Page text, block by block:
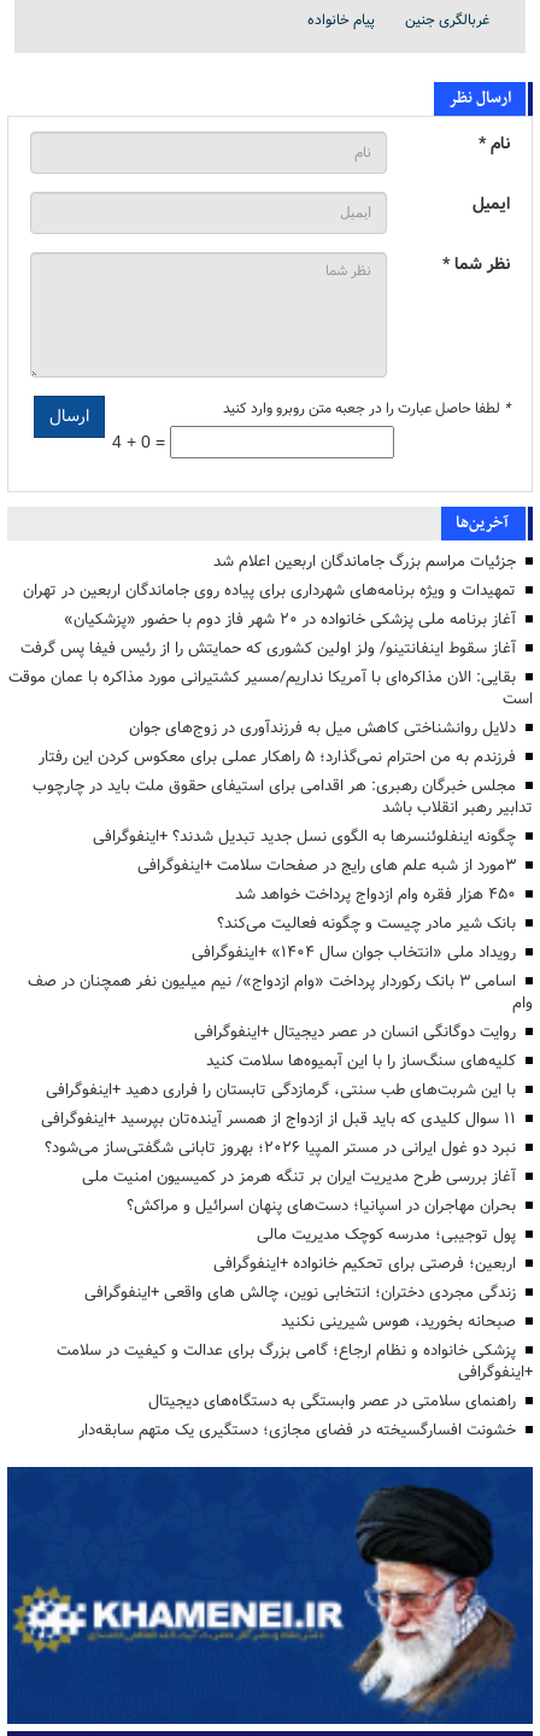
غربالگری جنین پیام خانواده
ارسال نظر
نام *
ایمیل
نظر شما *
* لطفا حاصل عبارت را در جعبه متن روبرو وارد کنید
4 + 0 =
آخرین‌ها
جزئیات مراسم بزرگ جاماندگان اربعین اعلام شد
تمهیدات و ویژه برنامه‌های شهرداری برای پیاده روی جاماندگان اربعین در تهران
آغاز برنامه ملی پزشکی خانواده در ۲۰ شهر فاز دوم با حضور «پزشکیان»
آغاز سقوط اینفانتینو/ ولز اولین کشوری که حمایتش را از رئیس فیفا پس گرفت
بقایی: الان مذاکره‌ای با آمریکا نداریم/مسیر کشتیرانی مورد مذاکره با عمان موقت
است
دلایل روانشناختی کاهش میل به فرزندآوری در زوج‌های جوان
فرزندم به من احترام نمی‌گذارد؛ ۵ راهکار عملی برای معکوس کردن این رفتار
مجلس خبرگان رهبری: هر اقدامی برای استیفای حقوق ملت باید در چارچوب
تدابیر رهبر انقلاب باشد
چگونه اینفلوئنسرها به الگوی نسل جدید تبدیل شدند؟ +اینفوگرافی
3مورد از شبه علم های رایج در صفحات سلامت +اینفوگرافی
۴۵۰ هزار فقره وام ازدواج پرداخت خواهد شد
بانک شیر مادر چیست و چگونه فعالیت می‌کند؟
رویداد ملی «انتخاب جوان سال ۱۴۰۴» +اینفوگرافی
اسامی ۳ بانک رکوردار پرداخت «وام ازدواج»/ نیم میلیون نفر همچنان در صف
وام
روایت دوگانگی انسان در عصر دیجیتال +اینفوگرافی
کلیه‌های سنگ‌ساز را با این آبمیوه‌ها سلامت کنید
با این شربت‌های طب سنتی، گرمازدگی تابستان را فراری دهید +اینفوگرافی
۱۱ سوال کلیدی که باید قبل از ازدواج از همسر آینده‌تان بپرسید +اینفوگرافی
نبرد دو غول ایرانی در مستر المپیا ۲۰۲۶؛ بهروز تابانی شگفتی‌ساز می‌شود؟
آغاز بررسی طرح مدیریت ایران بر تنگه هرمز در کمیسیون امنیت ملی
بحران مهاجران در اسپانیا؛ دست‌های پنهان اسرائیل و مراکش؟
پول توجیبی؛ مدرسه کوچک مدیریت مالی
اربعین؛ فرصتی برای تحکیم خانواده +اینفوگرافی
زندگی مجردی دختران؛ انتخابی نوین، چالش های واقعی +اینفوگرافی
صبحانه بخورید، هوس شیرینی نکنید
پزشکی خانواده و نظام ارجاع؛ گامی بزرگ برای عدالت و کیفیت در سلامت
+اینفوگرافی
راهنمای سلامتی در عصر وابستگی به دستگاه‌های دیجیتال
خشونت افسارگسیخته در فضای مجازی؛ دستگیری یک متهم سابقه‌دار